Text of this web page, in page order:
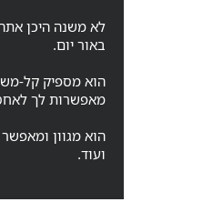
לא משנה היכן
באור יום.
הוא מספיק קל-
מאפשרות לך
הוא מגוון
ועוד.